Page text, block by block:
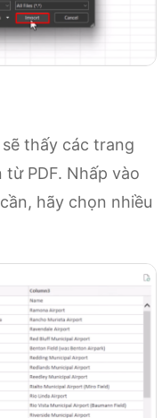
thấy các trang
PDF. Nhấp vào
hãy chọn nhiều